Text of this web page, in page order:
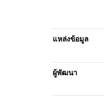
แหล่งข้อมูล
ผู้พัฒนา